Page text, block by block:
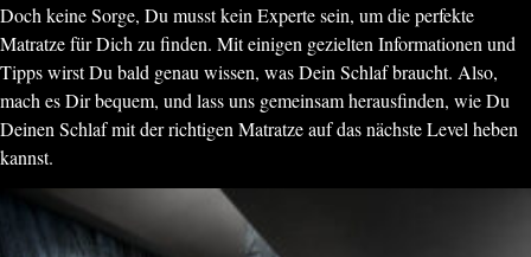
Doch keine Sorge, Du musst kein Experte sein, um die perfekte
Matratze für Dich zu finden. Mit einigen gezielten Informationen und
Tipps wirst Du bald genau wissen, was Dein Schlaf braucht. Also,
mach es Dir bequem, und lass uns gemeinsam herausfinden, wie Du
Deinen Schlaf mit der richtigen Matratze auf das nächste Level heben
kannst.